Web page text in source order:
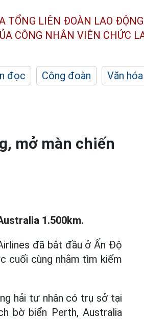
TỔNG LIÊN ĐOÀN LAO
CÔNG NHÂN VIÊN CHỨC
đọc Công đoàn
Văn
mở màn chiến
1.500km.
đã bắt đầu ở Ấn Độ
cuối cùng nhằm tìm kiếm
hải tư nhân có trụ sở tại
bờ biển Perth, Australia